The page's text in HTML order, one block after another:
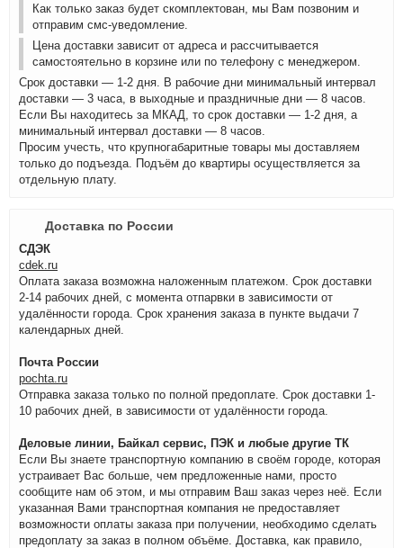
Как только заказ будет скомплектован, мы Вам позвоним и
отправим смс-уведомление.
Цена доставки зависит от адреса и рассчитывается
самостоятельно в корзине или по телефону с менеджером.
Срок доставки — 1-2 дня. В рабочие дни минимальный интервал
доставки — 3 часа, в выходные и праздничные дни — 8 часов.
Если Вы находитесь за МКАД, то срок доставки — 1-2 дня, а
минимальный интервал доставки — 8 часов.
Просим учесть, что крупногабаритные товары мы доставляем
только до подъезда. Подъём до квартиры осуществляется за
отдельную плату.
Доставка по России
СДЭК
cdek.ru
Оплата заказа возможна наложенным платежом. Срок доставки
2-14 рабочих дней, с момента отпарвки в зависимости от
удалённости города. Срок хранения заказа в пункте выдачи 7
календарных дней.
Почта России
pochta.ru
Отправка заказа только по полной предоплате. Срок доставки 1-
10 рабочих дней, в зависимости от удалённости города.
Деловые линии, Байкал сервис, ПЭК и любые другие ТК
Если Вы знаете транспортную компанию в своём городе, которая
устраивает Вас больше, чем предложенные нами, просто
сообщите нам об этом, и мы отправим Ваш заказ через неё. Если
указанная Вами транспортная компания не предоставляет
возможности оплаты заказа при получении, необходимо сделать
предоплату за заказ в полном объёме. Доставка, как правило,